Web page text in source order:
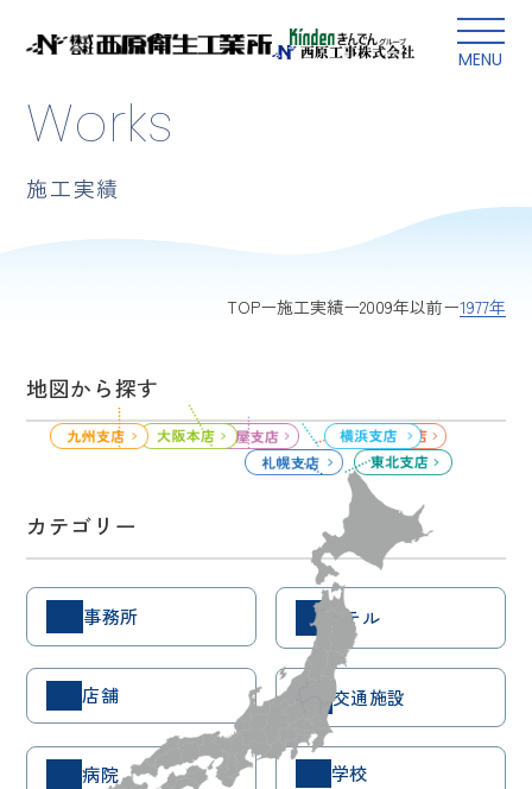
MENU
本文にスキップ
Works
施工実績
TOP 施工実績 2009年以前 1977年
地図から探す
カテゴリー
事務所 ホテル
店舗 交通施設
病院 学校